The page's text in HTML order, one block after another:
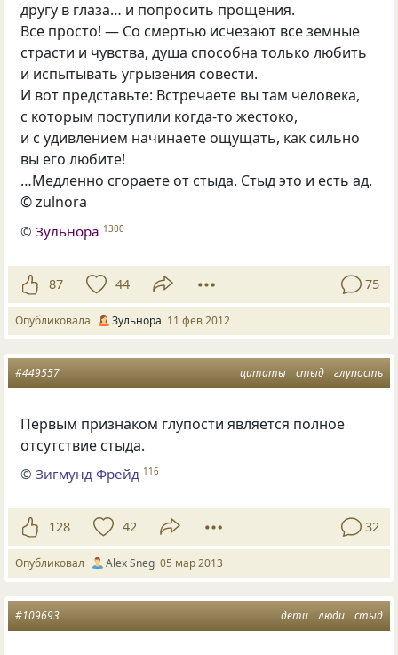
другу в глаза… и попросить прощения.
Все просто! — Со смертью исчезают все земные
страсти и чувства, душа способна только любить
и испытывать угрызения совести.
И вот представьте: Встречаете вы там человека,
с которым поступили когда-то жестоко,
и с удивлением начинаете ощущать, как сильно
вы его любите!
…Медленно сгораете от стыда. Стыд это и есть ад.
© zulnora
©Зульнора 1300
87 44 75
Опубликовала Зульнора 11 фев 2012
цитаты стыд глупость
#449557
Первым признаком глупости является полное
отсутствие стыда.
©Зигмунд Фрейд 116
128 42 32
Опубликовал Alex Sneg 05 мар 2013
дети люди стыд
#109693